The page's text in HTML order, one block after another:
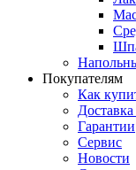
Покупателям
Как
Гарантии
Сервис
Новости